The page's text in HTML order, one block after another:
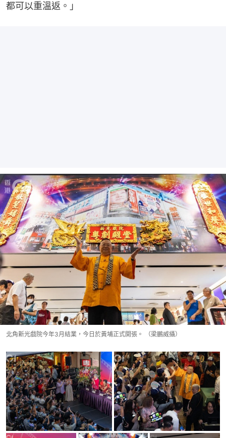
都可以重溫返。」
北角新光戲院今年3月結業，今日於黃埔正式開張。 （梁鵬威攝）